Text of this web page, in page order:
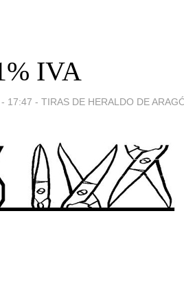
IVA
17:47 - TIRAS DE HERALDO DE